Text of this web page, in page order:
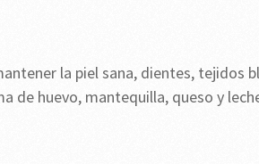
la piel sana, dientes, tejidos
de huevo, mantequilla, queso y